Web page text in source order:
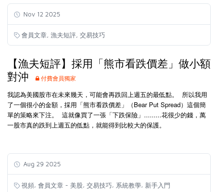
Nov 12 2025
會員文章 漁夫短評 交易技巧
【漁夫短評】採用「熊市看跌價差」做小額
對沖
付費會員獨家
我認為美國股市在未來幾天，可能會再跌回上週五的最低點。 所以我用
了一個很小的金額，採用「熊市看跌價差」（Bear Put Spread）這個簡
單的策略來下注。 這就像買了一張「下跌保險」.........花很少的錢，萬
一股市真的跌到上週五的低點，就能得到比較大的保護。
Aug 29 2025
視頻, 會員文章 - 美股, 交易技巧, 系統教學, 新手入門